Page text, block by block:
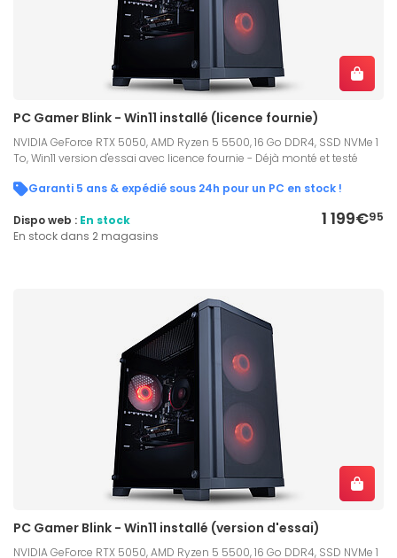
PC Gamer Blink - Win11 installé (licence fournie)
NVIDIA GeForce RTX 5050, AMD Ryzen 5 5500, 16 Go DDR4, SSD NVMe 1
To, Win11 version d'essai avec licence fournie - Déjà monté et testé
Garanti 5 ans & expédié sous 24h pour un PC en stock !
1 199€95
Dispo web : En stock
En stock dans 2 magasins
PC Gamer Blink - Win11 installé (version d'essai)
NVIDIA GeForce RTX 5050, AMD Ryzen 5 5500, 16 Go DDR4, SSD NVMe 1